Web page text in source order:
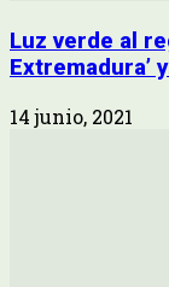
Luz verde al
Extremadura’
14 junio, 2021